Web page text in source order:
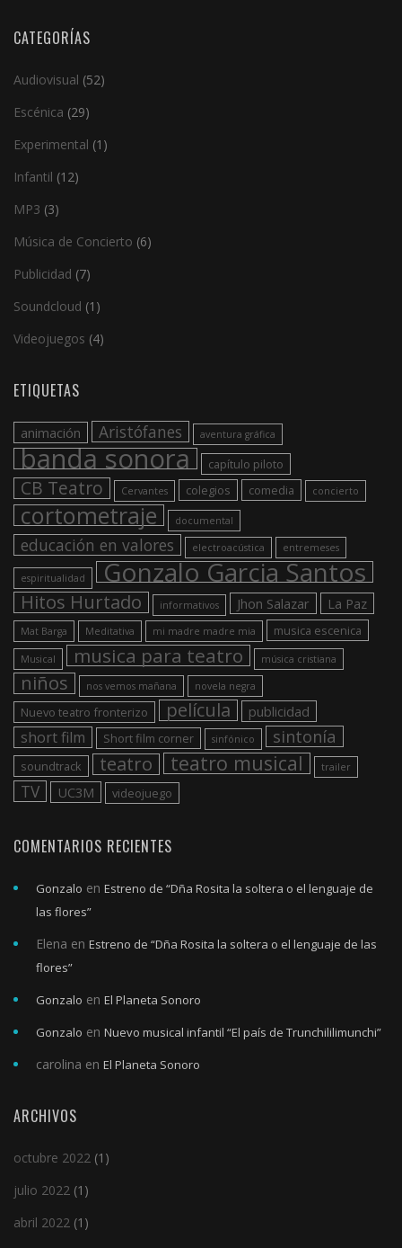
CATEGORÍAS
Audiovisual (52)
Escénica (29)
Experimental (1)
Infantil (12)
MP3 (3)
Música de Concierto (6)
Publicidad (7)
Soundcloud (1)
Videojuegos (4)
ETIQUETAS
animación Aristófanes aventura gráfica
banda sonora capítulo piloto
CB Teatro Cervantes colegios comedia concierto
cortometraje documental
educación en valores electroacústica entremeses
espiritualidad Gonzalo Garcia Santos
Hitos Hurtado informativos Jhon Salazar La Paz
Mat Barga Meditativa mi madre madre mia musica escenica
Musical musica para teatro música cristiana
niños nos vemos mañana novela negra
Nuevo teatro fronterizo película publicidad
short film Short film corner sinfónico sintonía
soundtrack teatro teatro musical trailer
TV UC3M videojuego
COMENTARIOS RECIENTES
Gonzalo en Estreno de “Dña Rosita la soltera o el lenguaje de
las flores”
Elena en Estreno de “Dña Rosita la soltera o el lenguaje de las
flores”
Gonzalo en El Planeta Sonoro
Gonzalo en Nuevo musical infantil “El país de Trunchililimunchi”
carolina en El Planeta Sonoro
ARCHIVOS
octubre 2022 (1)
julio 2022 (1)
abril 2022 (1)